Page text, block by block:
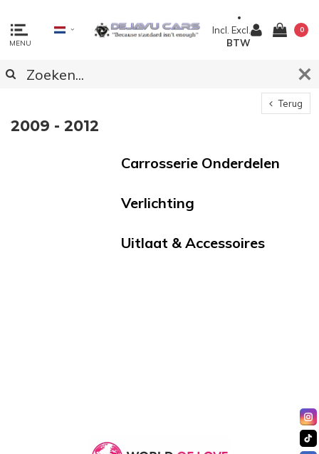
MENU
Incl. Excl.
BTW
0
Terug
2009 - 2012
Carrosserie Onderdelen
Verlichting
Uitlaat & Accessoires